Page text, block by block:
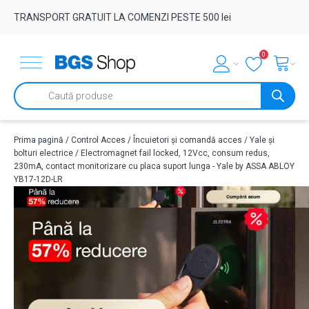
TRANSPORT GRATUIT LA COMENZI PESTE 500 lei
0
Products
search
Prima pagină / Control Acces / Încuietori și comandă acces / Yale și
bolturi electrice / Electromagnet fail locked, 12Vcc, consum redus,
230mA, contact monitorizare cu placa suport lunga - Yale by ASSA ABLOY
YB17-12D-LR